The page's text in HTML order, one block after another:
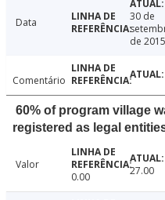
Data
30 de
de 2015
Comentário
60% of program village
registered as legal
Valor
0.00
27.00